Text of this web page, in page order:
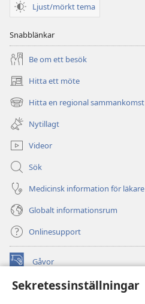
Sekretessinställningar
Ljust/mörkt tema
Snabblänkar
Be om ett besök
Hitta ett möte
(öppnar
nytt
fönster)
Hitta en regional sammankomst
(öppnar
nytt
fönster)
Nytillagt
Videor
Sök
Medicinsk information för läkare
Globalt informationsrum
Onlinesupport
Gåvor
(öppnar
fönster) Watchtower ONLINE LIBRARY™